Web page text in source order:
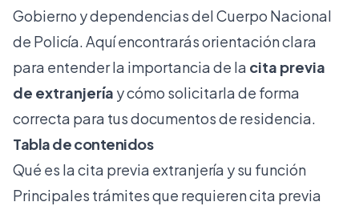
Gobierno y dependencias del Cuerpo Nacional
de Policía. Aquí encontrarás orientación clara
para entender la importancia de la cita previa
de extranjería y cómo solicitarla de forma
correcta para tus documentos de residencia.
Tabla de contenidos
Qué es la cita previa extranjería y su función
Principales trámites que requieren cita previa